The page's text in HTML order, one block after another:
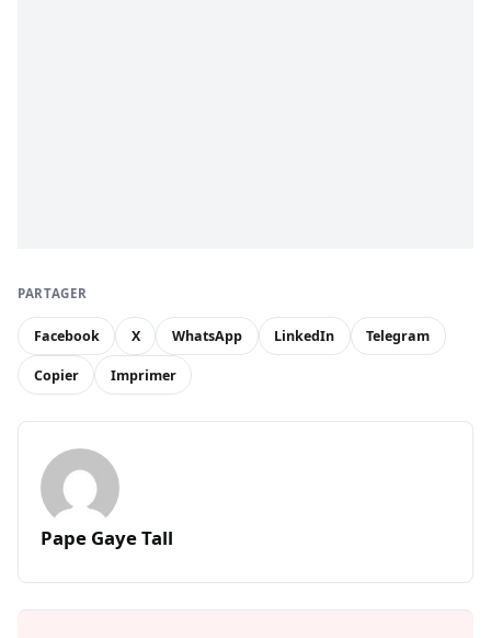
PARTAGER
Facebook X WhatsApp LinkedIn Telegram
Copier Imprimer
Pape Gaye Tall